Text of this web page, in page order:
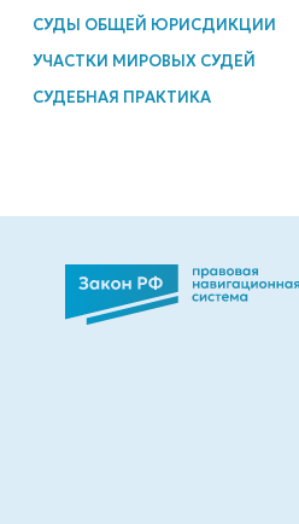
СУДЫ ОБЩЕЙ ЮРИСДИКЦИИ
УЧАСТКИ МИРОВЫХ СУДЕЙ
СУДЕБНАЯ ПРАКТИКА